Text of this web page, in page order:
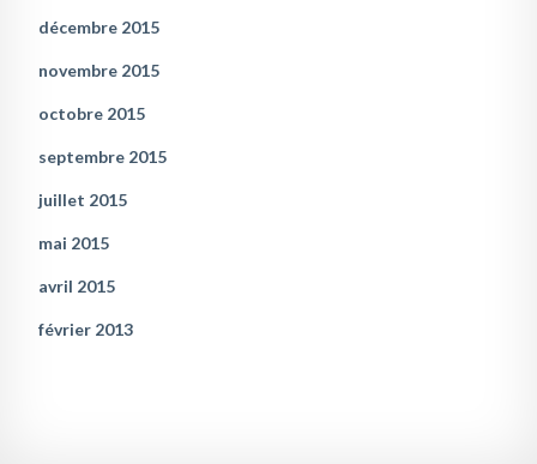
décembre 2015
novembre 2015
octobre 2015
septembre 2015
juillet 2015
mai 2015
avril 2015
février 2013